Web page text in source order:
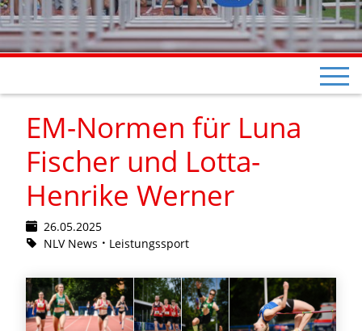
EM-Normen für Luna
Fischer und Lotta-
Henrike Werner
26.05.2025
NLV News
Leistungssport